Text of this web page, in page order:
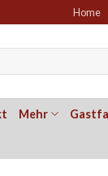
Home
Mehr